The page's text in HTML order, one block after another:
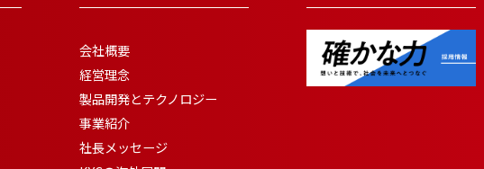
会社概要
経営理念
製品開発とテクノロジー
事業紹介
社長メッセージ